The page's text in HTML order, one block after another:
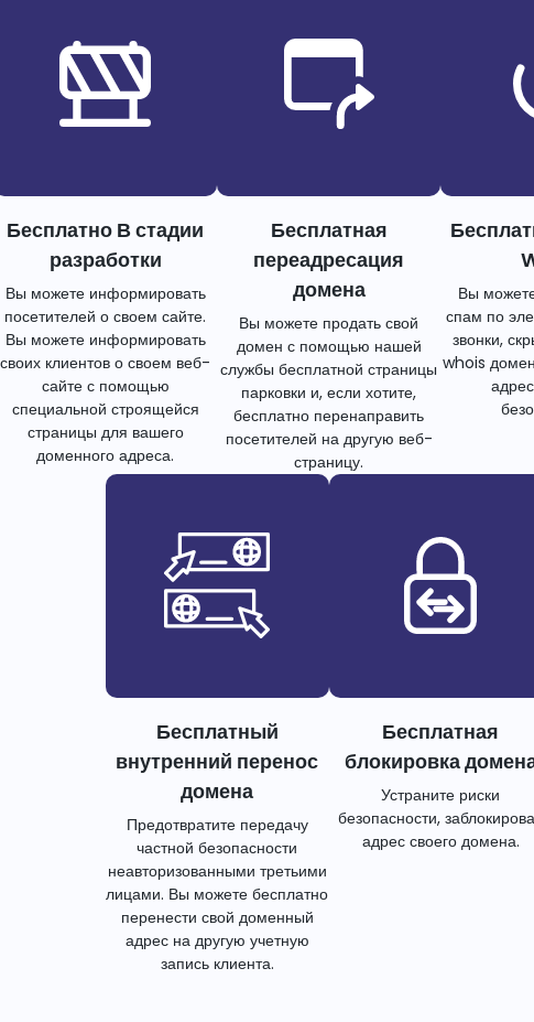
Бесплатно В стадии
разработки
Вы можете информировать
посетителей о своем сайте.
Вы можете информировать
своих клиентов о своем веб-
сайте с помощью
специальной строящейся
страницы для вашего
доменного адреса.
Бесплатная
переадресация
домена
Вы можете продать свой
домен с помощью нашей
службы бесплатной страницы
парковки и, если хотите,
бесплатно перенаправить
посетителей на другую веб-
страницу.
Вы
спам по
звонки,
whois
Бесплатный
внутренний перенос
домена
Предотвратите передачу
частной безопасности
неавторизованными третьими
лицами. Вы можете бесплатно
перенести свой доменный
адрес на другую учетную
запись клиента.
Бесплатная
блокировка
Устраните риски
безопасности,
адрес своего домена.